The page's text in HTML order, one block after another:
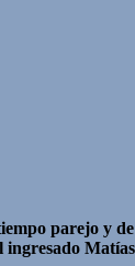
parejo y de
ingresado